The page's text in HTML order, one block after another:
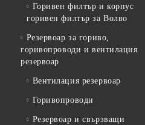
Горивен филтър и корпус
горивен филтър за Волво
Резервоар за гориво,
горивопроводи и вентилация
резервоар
Вентилация резервоар
Горивопроводи
Резервоар и свързващи